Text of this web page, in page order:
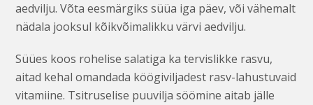
aedvilju. Võta eesmärgiks süüa iga päev, või vähemalt
nädala jooksul kõikvõimalikku värvi aedvilju.
Süües koos rohelise salatiga ka tervislikke rasvu,
aitad kehal omandada köögiviljadest rasv-lahustuvaid
vitamiine. Tsitruselise puuvilja söömine aitab jälle